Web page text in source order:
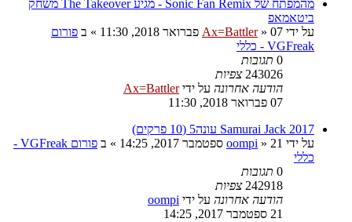
מהמפתח של Sonic Fan Remix - מגיע The Takeover משחק
ביטאמאפ
על ידי
Ax=Battler» 07 פברואר 2018, 11:30 » ב פורום
VGFreak - כללי
0 תגובות
243026 צפיות
הודעה אחרונה על ידיAx=Battler
07 פברואר 2018, 11:30
Samurai Jack 2017 עונה5 (10 פרקים)
על ידי
oompi » 21 ספטמבר 2017, 14:25 » ב
פורום VGFreak -
כללי
0 תגובות
242918 צפיות
הודעה אחרונה על ידי oompi
21 ספטמבר 2017, 14:25